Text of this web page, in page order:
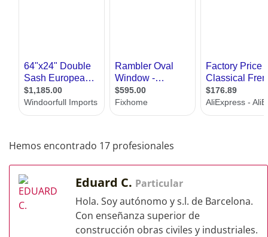
Hemos encontrado 17 profesionales
Eduard C. Particular
Hola. Soy autónomo y s.l. de Barcelona.
Con enseñanza superior de
construcción obras civiles y industriales.